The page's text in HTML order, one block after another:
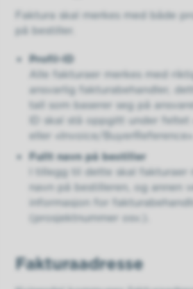
Faktura skal merkes med både
på bestiller.
Profil-ID
Alle fakturaer merkes med
ansvarlig fakturabehandler,
tall som baserer seg på
ID skal stå oppgitt under feltet
eller «Invoice/
Fullt navn på bestiller
I tillegg til dette skal fakturaer
navn på bestilleren, og annen
informasjon for
(prosjektnummer osv.).
Fakturaadresse